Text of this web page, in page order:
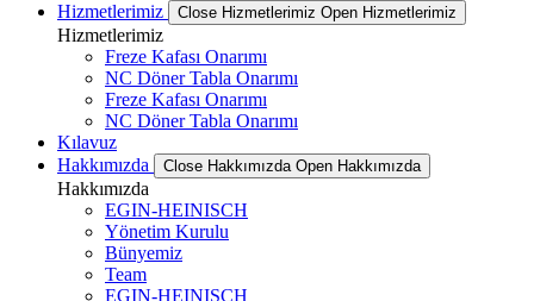
Hizmetlerimiz
Close Hizmetlerimiz Open Hizmetlerimiz
Hizmetlerimiz
Freze Kafası Onarımı
NC Döner Tabla Onarımı
Freze Kafası Onarımı
NC Döner Tabla Onarımı
Kılavuz
Hakkımızda
Close Hakkımızda Open Hakkımızda
Hakkımızda
EGIN-HEINISCH
Yönetim Kurulu
Bünyemiz
Team
EGIN-HEINISCH